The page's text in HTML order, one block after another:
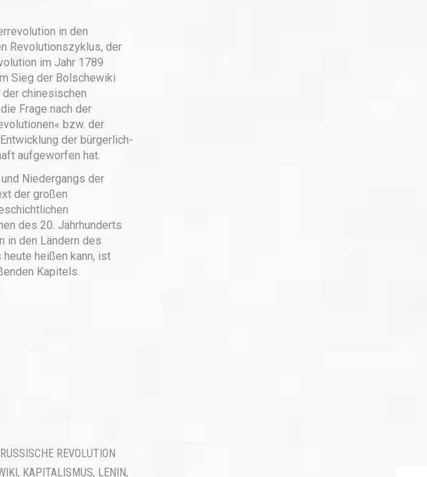
in den
Revolutionszyklus, der
im Jahr 1789
Sieg der Bolschewiki
chinesischen
Frage nach der
bzw. der
der bürgerlich-
aufgeworfen hat.
Niedergangs der
der großen
des 20. Jahrhunderts
in den Ländern des
heißen kann, ist
Kapitels.
RUSSISCHE REVOLUTION
, KAPITALISMUS, LENIN,